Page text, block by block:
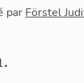
par Förstel